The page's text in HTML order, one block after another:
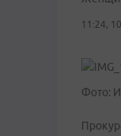
11:24,
Фото: